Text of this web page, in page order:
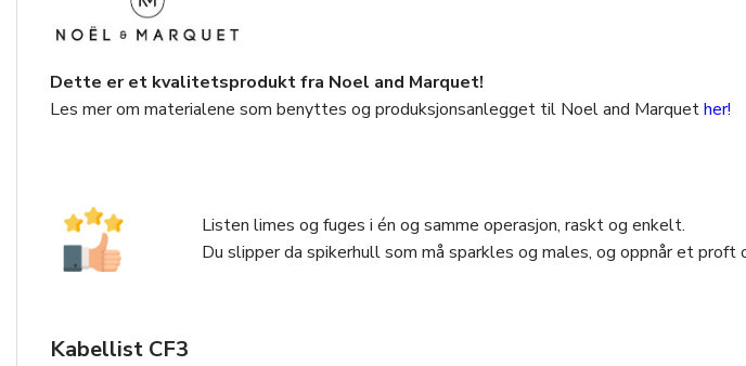
Dette er et kvalitetsprodukt fra Noel and Marquet!
Les mer om materialene som benyttes og produksjonsanlegget til Noel and Marquether!
Listen limes og fuges i én og samme operasjon, raskt og enkelt.
Du slipper da spikerhull som må sparkles og males, og oppnår et proft
Kabellist CF3